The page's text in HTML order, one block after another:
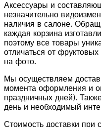
Аксессуары и
незначительно
наличия в салоне.
каждая корзина
поэтому все товары
отличаться от
на фото.
Мы осуществляем
момента оформления и
праздничных дней).
день и необходимый
Стоимость доставки